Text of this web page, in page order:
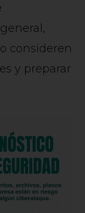
consideren
y preparar